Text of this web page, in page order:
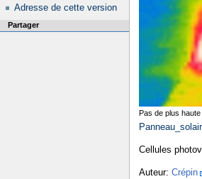
Pas de plus haute
Cellules
Auteur: Crépin
Adresse de cette version
Partager